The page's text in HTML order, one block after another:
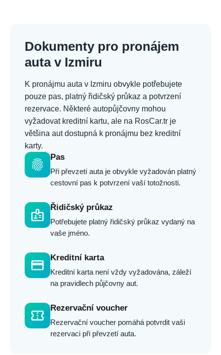
Dokumenty pro pronájem
auta v Izmiru
K pronájmu auta v Izmiru obvykle potřebujete
pouze pas, platný řidičský průkaz a potvrzení
rezervace. Některé autopůjčovny mohou
vyžadovat kreditní kartu, ale na RosCar.tr je
většina aut dostupná k pronájmu bez kreditní
karty.
fingerprint
Pas
Při převzetí auta je obvykle vyžadován platný
cestovní pas k potvrzení vaší totožnosti.
badge
Řidičský průkaz
Potřebujete platný řidičský průkaz vydaný na
vaše jméno.
credit_card
Kreditní karta
Kreditní karta není vždy vyžadována, záleží
na pravidlech půjčovny aut.
confirmation_number
Rezervační voucher
Rezervační voucher pomáhá potvrdit vaši
rezervaci při převzetí auta.